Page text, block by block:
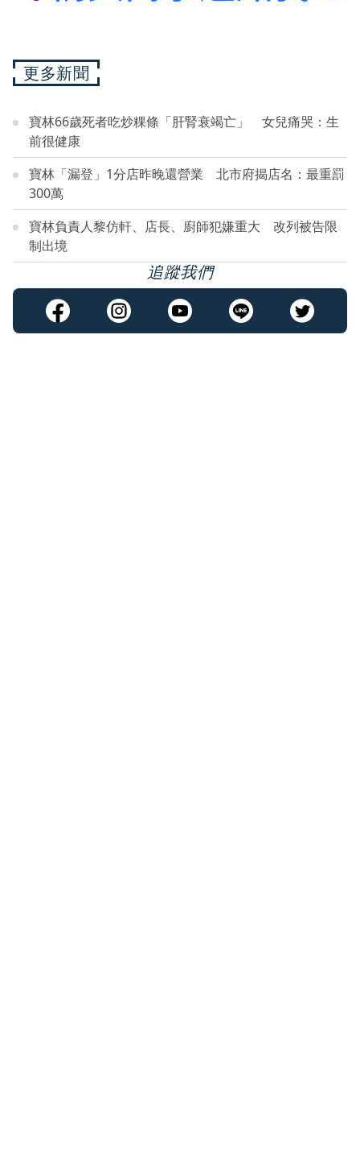
更多新聞
寶林66歲死者吃炒粿條「肝腎衰竭亡」 女兒痛哭：生
前很健康
寶林「漏登」1分店昨晚還營業 北市府揭店名：最重罰
300萬
寶林負責人黎仿軒、店長、廚師犯嫌重大 改列被告限
制出境
追蹤我們